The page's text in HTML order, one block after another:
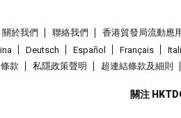
關於我們 聯絡我們 香港貿發局流動應
Deutsch Español Français
款
私隱政策聲明 超連結條款及細則
關注